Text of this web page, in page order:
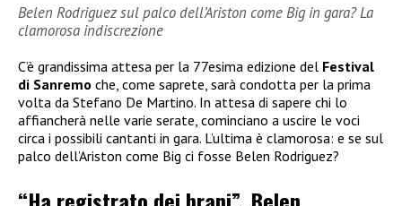
Belen Rodriguez sul palco dell’Ariston come Big in gara? La
clamorosa indiscrezione
C’è grandissima attesa per la 77esima edizione del Festival
di Sanremo che, come saprete, sarà condotta per la prima
volta da Stefano De Martino. In attesa di sapere chi lo
affiancherà nelle varie serate, cominciano a uscire le voci
circa i possibili cantanti in gara. L’ultima è clamorosa: e se sul
palco dell’Ariston come Big ci fosse Belen Rodriguez?